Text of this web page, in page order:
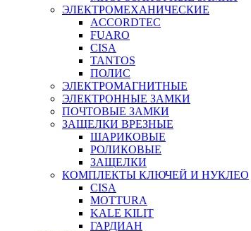
ЭЛЕКТРОМЕХАНИЧЕСКИЕ
ACCORDTEC
FUARO
CISA
TANTOS
ПОЛИС
ЭЛЕКТРОМАГНИТНЫЕ
ЭЛЕКТРОННЫЕ ЗАМКИ
ПОЧТОВЫЕ ЗАМКИ
ЗАЩЕЛКИ ВРЕЗНЫЕ
ШАРИКОВЫЕ
РОЛИКОВЫЕ
ЗАЩЕЛКИ
КОМПЛЕКТЫ КЛЮЧЕЙ И НУКЛЕО
CISA
MOTTURA
KALE KILIT
ГАРДИАН